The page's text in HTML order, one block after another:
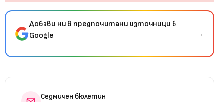
Добави ни в предпочитани източници в
Google
→
Седмичен бюлетин